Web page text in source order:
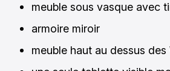
meuble sous vasque avec
armoire miroir
meuble haut au dessus